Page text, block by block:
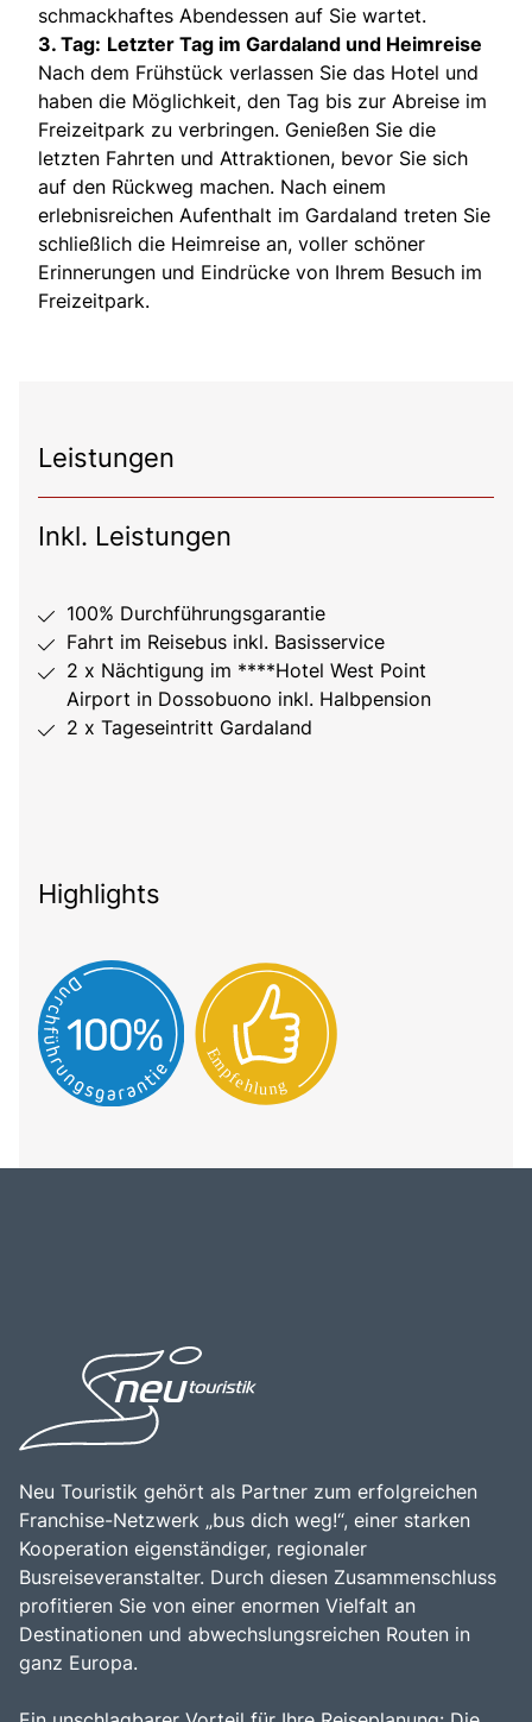
schmackhaftes Abendessen auf Sie wartet.
3. Tag: Letzter Tag im Gardaland und Heimreise
Nach dem Frühstück verlassen Sie das Hotel und
haben die Möglichkeit, den Tag bis zur Abreise im
Freizeitpark zu verbringen. Genießen Sie die
letzten Fahrten und Attraktionen, bevor Sie sich
auf den Rückweg machen. Nach einem
erlebnisreichen Aufenthalt im Gardaland treten Sie
schließlich die Heimreise an, voller schöner
Erinnerungen und Eindrücke von Ihrem Besuch im
Freizeitpark.
Leistungen
Inkl. Leistungen
100% Durchführungsgarantie
Fahrt im Reisebus inkl. Basisservice
2 x Nächtigung im ****Hotel West Point
Airport in Dossobuono inkl. Halbpension
2 x Tageseintritt Gardaland
Highlights
Neu Touristik gehört als Partner zum erfolgreichen
Franchise-Netzwerk „bus dich weg!“, einer starken
Kooperation eigenständiger, regionaler
Busreiseveranstalter. Durch diesen Zusammenschluss
profitieren Sie von einer enormen Vielfalt an
Destinationen und abwechslungsreichen Routen in
ganz Europa.